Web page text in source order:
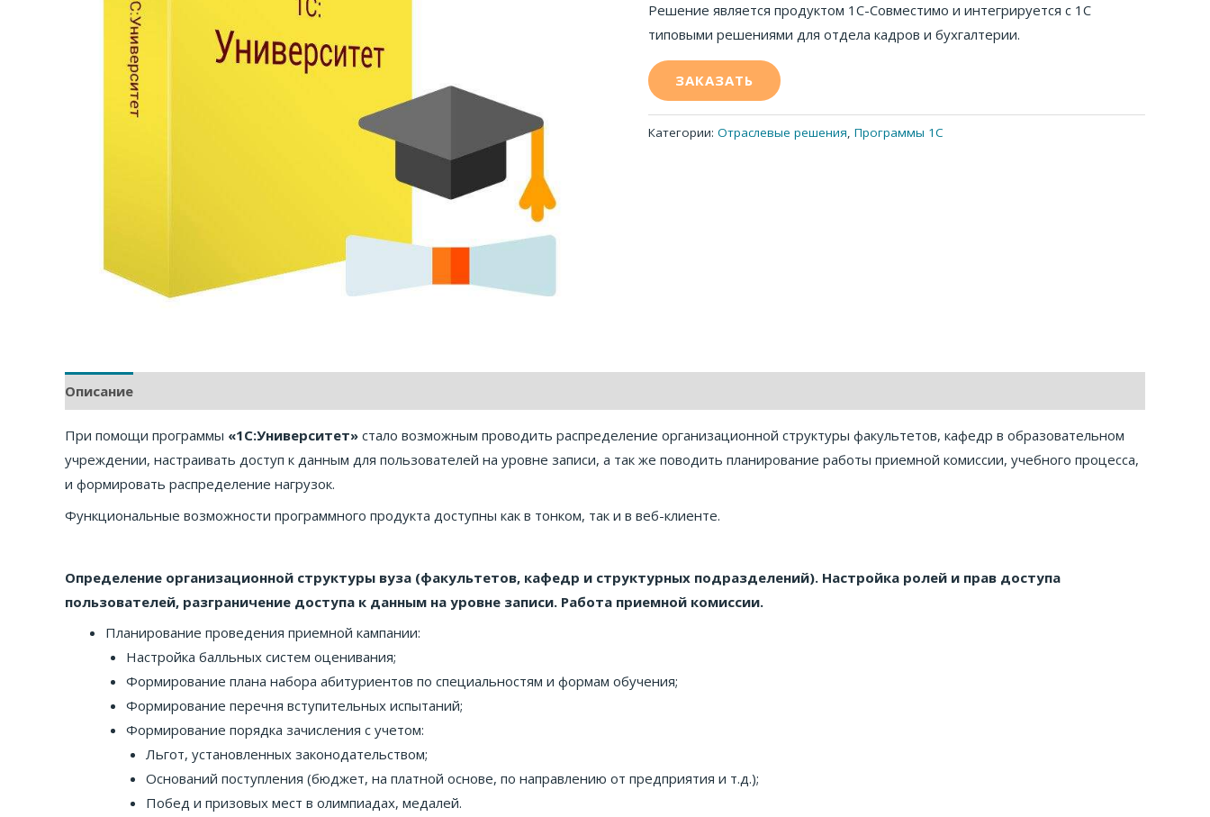
Решение является продуктом 1С-Совместимо и интегрируется с 1С
типовыми решениями для отдела кадров и бухгалтерии.
ЗАКАЗАТЬ
Категории: Отраслевые решения, Программы 1С
Описание
При помощи программы «1С:Университет» стало возможным проводить распределение организационной структуры факультетов, кафедр в образовательном
учреждении, настраивать доступ к данным для пользователей на уровне записи, а так же поводить планирование работы приемной комиссии, учебного процесса,
и формировать распределение нагрузок.
Функциональные возможности программного продукта доступны как в тонком, так и в веб-клиенте.
Определение организационной структуры вуза (факультетов, кафедр и структурных подразделений). Настройка ролей и прав доступа
пользователей, разграничение доступа к данным на уровне записи. Работа приемной комиссии.
Планирование проведения приемной кампании:
Настройка балльных систем оценивания;
Формирование плана набора абитуриентов по специальностям и формам обучения;
Формирование перечня вступительных испытаний;
Формирование порядка зачисления с учетом:
Льгот, установленных законодательством;
Оснований поступления (бюджет, на платной основе, по направлению от предприятия и т.д.);
Побед и призовых мест в олимпиадах, медалей.